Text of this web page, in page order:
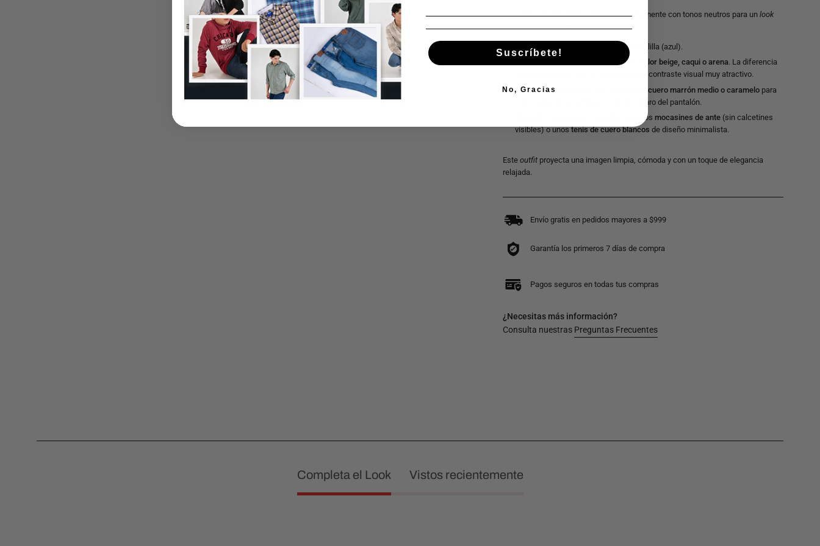
La camisa de mezclilla combina perfectamente con tonos neutros para unlook
balanceado y sofisticado.
Prenda Base: La Camisa Yale de Mezclilla (azul).
pantalón chino en color beige, caqui o arena. La diferencia
de textura y color con el denim crea un contraste visual muy atractivo.
Cinturón:Fundamental. Un cinturón decuero marrón medio o caramelo para
unir el azul de la camisa con el tono claro del pantalón.
Completa el conjunto con unos mocasines de ante (sin calcetines
visibles) o unostenis de cuero blancos de diseño minimalista.
Esteoutfit proyecta una imagen limpia, cómoda y con un toque de elegancia
relajada.
Envío gratis en pedidos mayores a $999
Garantía los primeros 7 días de compra
Pagos seguros en todas tus compras
¿Necesitas más información?
Consulta nuestras Preguntas Frecuentes
Completa el Look Vistos recientemente
Suscríbete!
No, Gracias